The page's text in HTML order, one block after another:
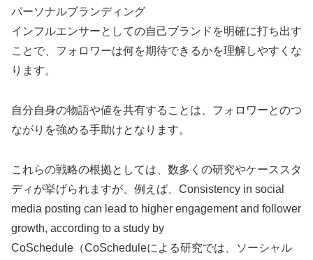
パーソナルブランディング
インフルエンサーとしての自己ブランドを明確に打ち出す
ことで、フォロワーは何を期待できるかを理解しやすくな
ります。
自分自身の物語や値を共有することは、フォロワーとのつ
ながりを強める手助けとなります。
これらの戦略の根拠としては、数多くの研究やケーススタ
ディが挙げられますが、例えば、Consistency in social
media posting can lead to higher engagement and follower
growth, according to a study by
CoSchedule（CoScheduleによる研究では、ソーシャル